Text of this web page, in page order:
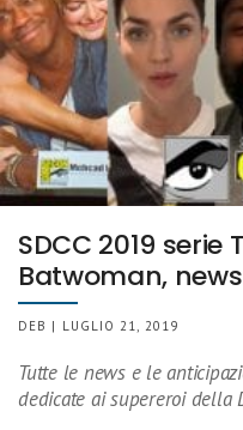
SDCC 2019 serie
Batwoman,
DEB | LUGLIO 21, 2019
Tutte le news e le
dedicate ai supereroi della